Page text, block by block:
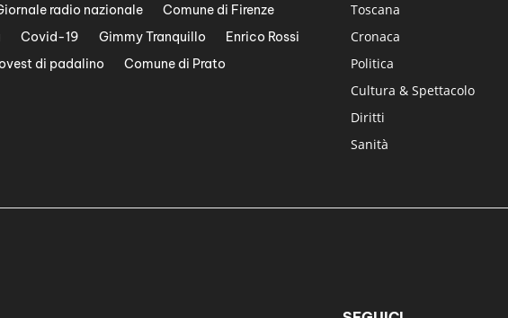
radio nazionale
Comune di Firenze
Covid-19 Gimmy Tranquillo
Enrico Rossi
di padalino
Comune di Prato
Toscana
Cronaca
Politica
Cultura & Spettacolo
Diritti
Sanità